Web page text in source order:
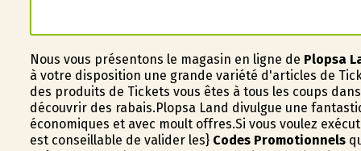
Nous vous présentons le magasin en ligne de Plopsa
à votre disposition une grande variété d'articles de
des produits de Tickets vous êtes à tous les coups
découvrir des rabais.Plopsa Land divulgue une
économiques et avec moult offres.Si vous voulez
est conseillable de valider les} Codes Promotionnels